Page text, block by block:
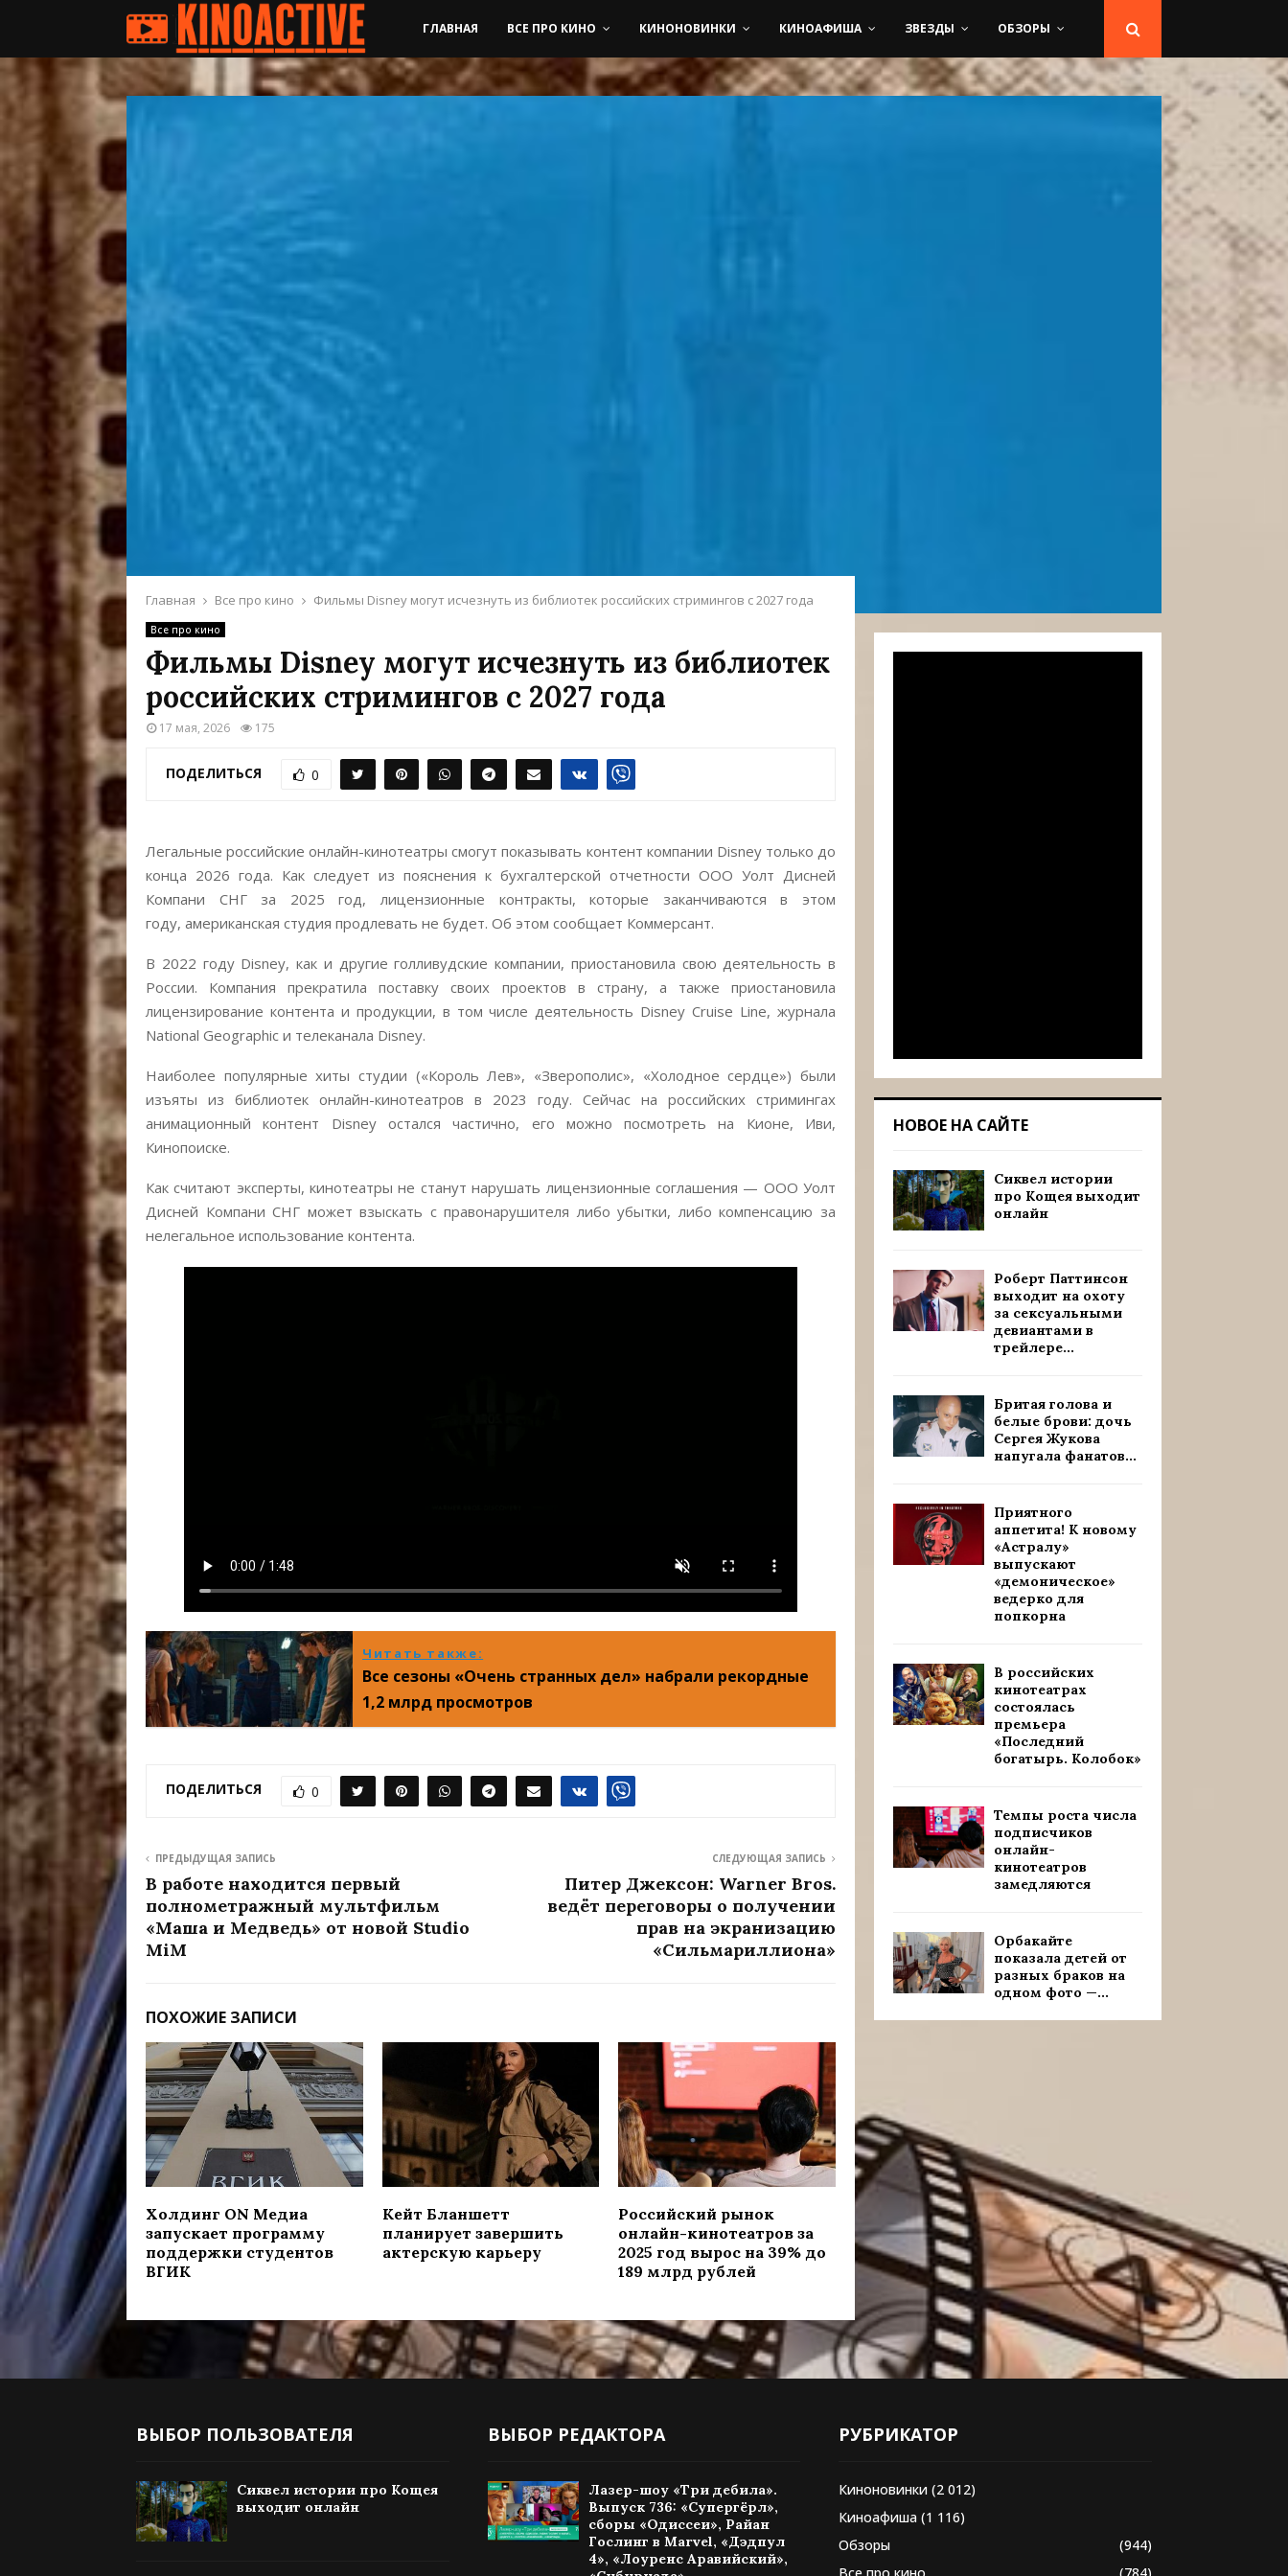
ГЛАВНАЯ ВСЕ ПРО КИНО КИНОНОВИНКИ КИНОАФИША ЗВЕЗДЫ ОБЗОРЫ
Главная Все про кино Фильмы Disney могут исчезнуть из библиотек российских стримингов с 2027 года
Все про кино
Фильмы Disney могут исчезнуть из библиотек
российских стримингов с 2027 года
17 мая, 2026 175
ПОДЕЛИТЬСЯ 0
Легальные российские онлайн-кинотеатры смогут показывать контент компании Disney только до
конца 2026 года. Как следует из пояснения к бухгалтерской отчетности ООО Уолт Дисней
Компани СНГ за 2025 год, лицензионные контракты, которые заканчиваются в этом
году, американская студия продлевать не будет. Об этом сообщает Коммерсант.
В 2022 году Disney, как и другие голливудские компании, приостановила свою деятельность в
России. Компания прекратила поставку своих проектов в страну, а также приостановила
лицензирование контента и продукции, в том числе деятельность Disney Cruise Line, журнала
National Geographic и телеканала Disney.
Наиболее популярные хиты студии («Король Лев», «Зверополис», «Холодное сердце») были
изъяты из библиотек онлайн-кинотеатров в 2023 году. Сейчас на российских стримингах
анимационный контент Disney остался частично, его можно посмотреть на Кионе, Иви,
Кинопоиске.
Как считают эксперты, кинотеатры не станут нарушать лицензионные соглашения — ООО Уолт
Дисней Компани СНГ может взыскать с правонарушителя либо убытки, либо компенсацию за
нелегальное использование контента.
Читать также:
Все сезоны «Очень странных дел» набрали рекордные
1,2 млрд просмотров
ПОДЕЛИТЬСЯ 0
ПРЕДЫДУЩАЯ ЗАПИСЬ
В работе находится первый
полнометражный мультфильм
«Маша и Медведь» от новой Studio
MiM
СЛЕДУЮЩАЯ ЗАПИСЬ
Питер Джексон: Warner Bros.
ведёт переговоры о получении
прав на экранизацию
«Сильмариллиона»
ПОХОЖИЕ ЗАПИСИ
Холдинг ON Медиа
запускает программу
поддержки студентов
ВГИК
Кейт Бланшетт
планирует завершить
актерскую карьеру
Российский рынок
онлайн-кинотеатров за
2025 год вырос на 39% до
189 млрд рублей
НОВОЕ НА САЙТЕ
Сиквел истории
про Кощея выходит
онлайн
Роберт Паттинсон
выходит на охоту
за сексуальными
девиантами в
трейлере...
Бритая голова и
белые брови: дочь
Сергея Жукова
напугала фанатов...
Приятного
аппетита! К новому
«Астралу»
выпускают
«демоническое»
ведерко для
попкорна
В российских
кинотеатрах
состоялась
премьера
«Последний
богатырь. Колобок»
Темпы роста числа
подписчиков
онлайн-
кинотеатров
замедляются
Орбакайте
показала детей от
разных браков на
одном фото —...
ВЫБОР ПОЛЬЗОВАТЕЛЯ
Сиквел истории про Кощея
выходит онлайн
ВЫБОР РЕДАКТОРА
Лазер-шоу «Три дебила».
Выпуск 736: «Супергёрл»,
сборы «Одиссеи», Райан
Гослинг в Marvel, «Дэдпул
4», «Лоуренс Аравийский»,
РУБРИКАТОР
Киноновинки (2 012)
Киноафиша (1 116)
Обзоры
(944)
Все про кино
(784)